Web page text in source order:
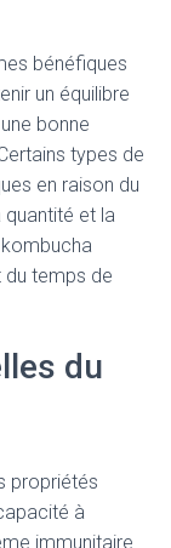
bénéfiques
un équilibre
bonne
types de
en raison du
et la
temps de
du
propriétés
à
immunitaire